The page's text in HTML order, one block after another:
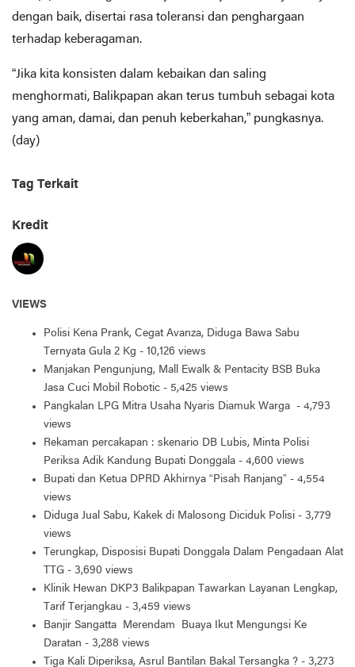
dengan baik, disertai rasa toleransi dan penghargaan
terhadap keberagaman.
“Jika kita konsisten dalam kebaikan dan saling
menghormati, Balikpapan akan terus tumbuh sebagai kota
yang aman, damai, dan penuh keberkahan,” pungkasnya.
(day)
Tag Terkait
Kredit
VIEWS
Polisi Kena Prank, Cegat Avanza, Diduga Bawa Sabu
Ternyata Gula 2 Kg - 10,126 views
Manjakan Pengunjung, Mall Ewalk & Pentacity BSB Buka
Jasa Cuci Mobil Robotic - 5,425 views
Pangkalan LPG Mitra Usaha Nyaris Diamuk Warga - 4,793
views
Rekaman percakapan : skenario DB Lubis, Minta Polisi
Periksa Adik Kandung Bupati Donggala - 4,600 views
Bupati dan Ketua DPRD Akhirnya “Pisah Ranjang” - 4,554
views
Diduga Jual Sabu, Kakek di Malosong Diciduk Polisi - 3,779
views
Terungkap, Disposisi Bupati Donggala Dalam Pengadaan Alat
TTG - 3,690 views
Klinik Hewan DKP3 Balikpapan Tawarkan Layanan Lengkap,
Tarif Terjangkau - 3,459 views
Banjir Sangatta Merendam Buaya Ikut Mengungsi Ke
Daratan - 3,288 views
Tiga Kali Diperiksa, Asrul Bantilan Bakal Tersangka ? - 3,273